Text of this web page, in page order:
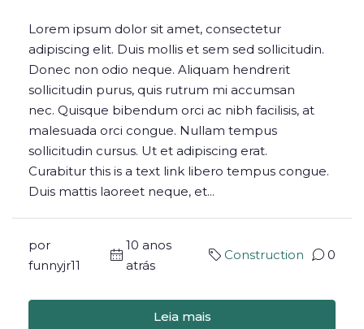
Lorem ipsum dolor sit amet, consectetur
adipiscing elit. Duis mollis et sem sed sollicitudin.
Donec non odio neque. Aliquam hendrerit
sollicitudin purus, quis rutrum mi accumsan
nec. Quisque bibendum orci ac nibh facilisis, at
malesuada orci congue. Nullam tempus
sollicitudin cursus. Ut et adipiscing erat.
Curabitur this is a text link libero tempus congue.
Duis mattis laoreet neque, et...
por
funnyjr11
10 anos
atrás
Construction 0
Leia mais